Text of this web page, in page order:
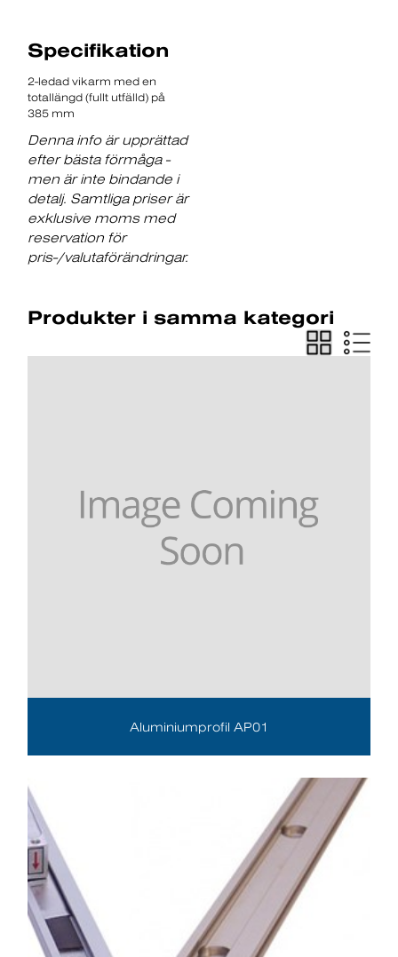
Specifikation
2-ledad vikarm med en
totallängd (fullt utfälld) på
385 mm
Denna info är upprättad
efter bästa förmåga -
men är inte bindande i
detalj. Samtliga priser är
exklusive moms med
reservation för
pris-/valutaförändringar.
Produkter i samma kategori
Aluminiumprofil AP01